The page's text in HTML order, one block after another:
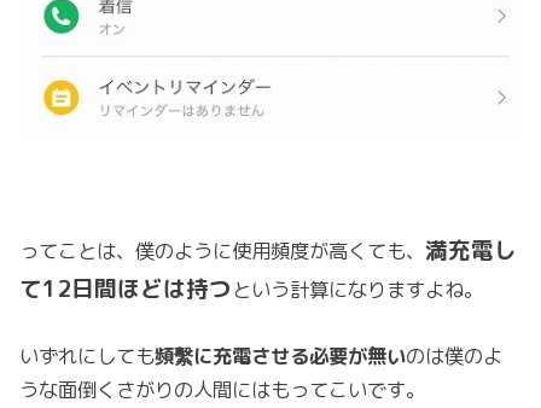
ってことは、僕のように使用頻度が高くても、満充電し
て12日間ほどは持つという計算になりますよね。
いずれにしても頻繫に充電させる必要が無いのは僕のよ
うな面倒くさがりの人間にはもってこいです。